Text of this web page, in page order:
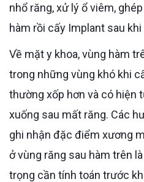
nhổ răng, xử lý ổ viêm,
hàm rồi cấy Implant sau
Về mặt y khoa, vùng hàm trên sau được xem là một
trong những vùng khó khi
thường xốp hơn và có hiện
xuống sau mất răng. Các
ghi nhận đặc điểm xương
ở vùng răng sau hàm trên
trọng cần tính toán trước